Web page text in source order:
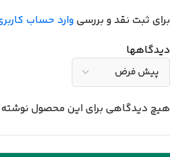
دیدگاهها
هیچ دیدگاهی برای این محصول
برای ثبت نقد و بررسیوارد حساب